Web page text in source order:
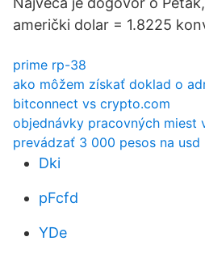
američki dolar = 1.8225
prime rp-38
ako môžem získať doklad o
bitconnect vs crypto.com
objednávky pracovných miest
prevádzať 3 000 pesos na usd
Dki
pFcfd
YDe